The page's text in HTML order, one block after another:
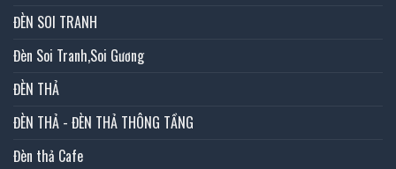
ĐÈN SOI TRANH
Đèn Soi Tranh,Soi Gương
ĐÈN THẢ
ĐÈN THẢ - ĐÈN THẢ THÔNG TẦNG
Đèn thả Cafe